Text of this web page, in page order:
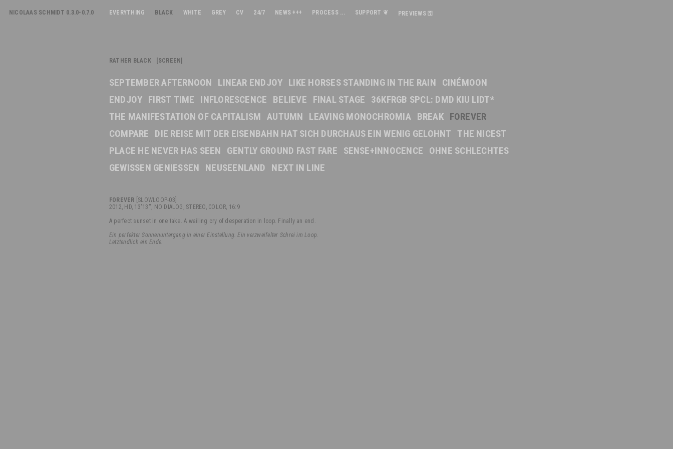
NICOLAAS SCHMIDT 0.3.0-0.7.0 EVERYTHING BLACK WHITE GREY CV 24/7 NEWS +++ PROCESS ... SUPPORT ❦ PREVIEWS ⚿
RATHER BLACK [SCREEN]
SEPTEMBER AFTERNOON LINEAR ENDJOY LIKE HORSES STANDING IN THE RAIN
CINÉMOON
ENDJOY FIRST TIME INFLORESCENCE BELIEVE FINAL STAGE
36KFRGB SPCL: DMD KIU LIDT*
THE MANIFESTATION OF CAPITALISM AUTUMN LEAVING MONOCHROMIA BREAK FOREVER
COMPARE
DIE REISE MIT DER EISENBAHN HAT SICH DURCHAUS EIN WENIG GELOHNT THE NICEST
PLACE HE NEVER HAS SEEN
GENTLY GROUND FAST FARE SENSE+INNOCENCE
OHNE SCHLECHTES
GEWISSEN GENIESSEN
NEUSEENLAND NEXT IN LINE
FOREVER [SLOWLOOP-03]
2012, HD, 13'13'', NO DIALOG, STEREO, COLOR, 16:9
A perfect sunset in one take. A wailing cry of desperation in loop. Finally an end.
Ein perfekter Sonnenuntergang in einer Einstellung. Ein verzweifelter Schrei im Loop.
Letztendlich ein Ende.